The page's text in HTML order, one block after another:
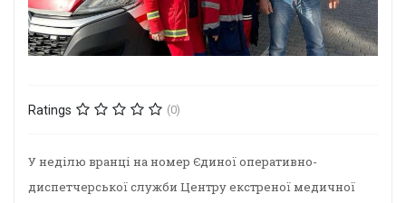
Ratings (0)
У неділю вранці на номер Єдиної оперативно-
диспетчерської служби Центру екстреної медичної